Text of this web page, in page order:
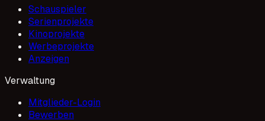
Schauspieler
Serienprojekte
Kinoprojekte
Werbeprojekte
Anzeigen
Verwaltung
Mitglieder-Login
Bewerben